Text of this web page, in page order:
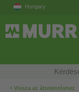
Hungary
‹ Vissza az áttekintéshez